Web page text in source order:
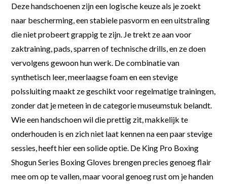
Deze handschoenen zijn een logische keuze als je zoekt
naar bescherming, een stabiele pasvorm en een uitstraling
die niet probeert grappig te zijn. Je trekt ze aan voor
zaktraining, pads, sparren of technische drills, en ze doen
vervolgens gewoon hun werk. De combinatie van
synthetisch leer, meerlaagse foam en een stevige
polssluiting maakt ze geschikt voor regelmatige trainingen,
zonder dat je meteen in de categorie museumstuk belandt.
Wie een handschoen wil die prettig zit, makkelijk te
onderhouden is en zich niet laat kennen na een paar stevige
sessies, heeft hier een solide optie. De King Pro Boxing
Shogun Series Boxing Gloves brengen precies genoeg flair
mee om op te vallen, maar vooral genoeg rust om je handen